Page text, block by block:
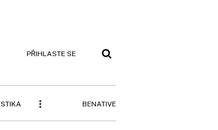
PŘIHLASTE SE
BENATIVE